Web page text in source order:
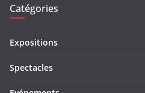
Catégories
Expositions
Spectacles